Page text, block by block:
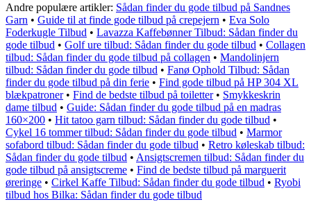
Andre populære artikler: Sådan finder du gode tilbud på Sandnes
Garn • Guide til at finde gode tilbud på crepejern • Eva Solo
Foderkugle Tilbud • Lavazza Kaffebønner Tilbud: Sådan finder du
gode tilbud • Golf ure tilbud: Sådan finder du gode tilbud • Collagen
tilbud: Sådan finder du gode tilbud på collagen • Mandolinjern
tilbud: Sådan finder du gode tilbud • Fanø Ophold Tilbud: Sådan
finder du gode tilbud på din ferie • Find gode tilbud på HP 304 XL
blækpatroner• Find de bedste tilbud på toiletter• Smykkeskrin
dame tilbud • Guide: Sådan finder du gode tilbud på en madras
160×200 • Hit tatoo garn tilbud: Sådan finder du gode tilbud •
Cykel 16 tommer tilbud: Sådan finder du gode tilbud • Marmor
sofabord tilbud: Sådan finder du gode tilbud • Retro køleskab tilbud:
Sådan finder du gode tilbud • Ansigtscremen tilbud: Sådan finder du
gode tilbud på ansigtscreme • Find de bedste tilbud på marguerit
øreringe • Cirkel Kaffe Tilbud: Sådan finder du gode tilbud • Ryobi
tilbud hos Bilka: Sådan finder du gode tilbud